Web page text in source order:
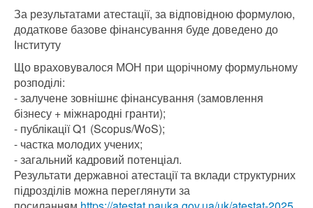
За результатами атестації, за відповідною формулою,
додаткове базове фінансування буде доведено до
Інституту
Що враховувалося МОН при щорічному формульному
розподілі:
- залучене зовнішнє фінансування (замовлення
бізнесу + міжнародні гранти);
- публікації Q1 (Scopus/WoS);
- частка молодих учених;
- загальний кадровий потенціал.
Результати державноі атестації та вклади структурних
підрозділів можна переглянути за